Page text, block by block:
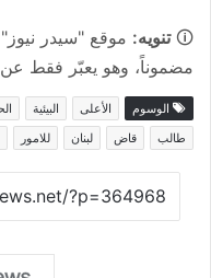
🛈تنويه: موقع "سيدر
مضموناً، وهو يعبّر فقط
الوسوم الأعلى البيئية
طالب
قاض لبنان للامور